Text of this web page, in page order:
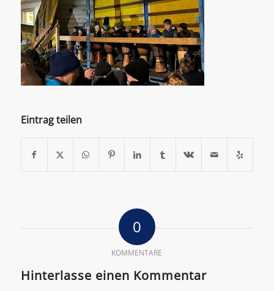
Eintrag teilen
0
KOMMENTARE
Hinterlasse einen Kommentar